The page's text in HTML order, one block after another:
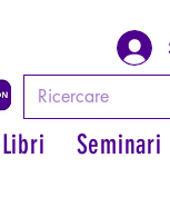
Libri Seminari